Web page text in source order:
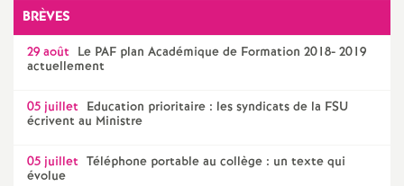
m
e
n
BRÈVES
29 août Le PAF plan Académique de Formation 2018- 2019
actuellement
05 juillet Education prioritaire : les syndicats de la FSU
écrivent au Ministre
05 juillet Téléphone portable au collège : un texte qui
évolue